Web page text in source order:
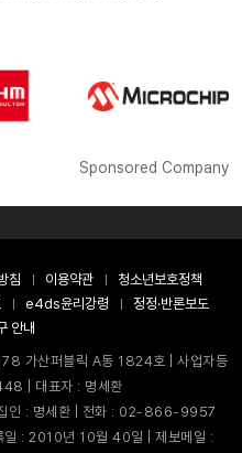
Sponsored Company
침 이용약관
청소년보호정책
e4ds윤리강령
정정·반론보도
안내
가산퍼블릭 A동 1824호 | 사업자등
| 대표자 : 명세환
집인 : 명세환 | 전화 : 02-866-9957
: 2010년 10월 40일 | 제보메일 :